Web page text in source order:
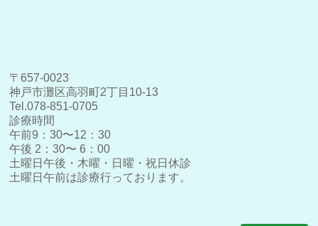
〒657-0023
神戸市灘区高羽町2丁目10-13
Tel.078-851-0705
診療時間
午前9：30〜12：30
午後 2：30〜 6：00
土曜日午後・木曜・日曜・祝日休診
土曜日午前は診療行っております。